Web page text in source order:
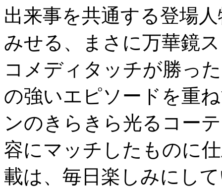
出来事を共通する登場
みせる、まさに万華鏡
コメディタッチが勝っ
の強いエピソードを重
ンのきらきら光るコー
容にマッチしたものに
載は、毎日楽しみにし